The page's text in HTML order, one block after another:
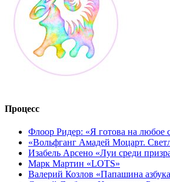
Процесс
Флоор Ридер: «Я готова на любое
«Вольфганг Амадей Моцарт.
Изабель Арсено «Луи среди
Марк Мартин «LOTS»
Валерий Козлов «Папашина